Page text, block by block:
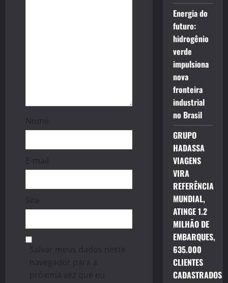
Nome
E-mail
Site
Salvar meus dados neste
navegador para a
próxima vez que eu
Energia do
futuro:
hidrogênio
verde
impulsiona
nova
fronteira
industrial
no Brasil
GRUPO
HADASSA
VIAGENS
VIRA
REFERÊNCIA
MUNDIAL,
ATINGE 1.2
MILHÃO DE
EMBARQUES,
635.000
CLIENTES
CADASTRADOS